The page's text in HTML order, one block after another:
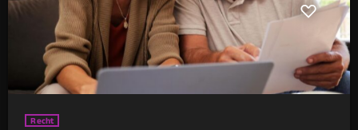
Recht